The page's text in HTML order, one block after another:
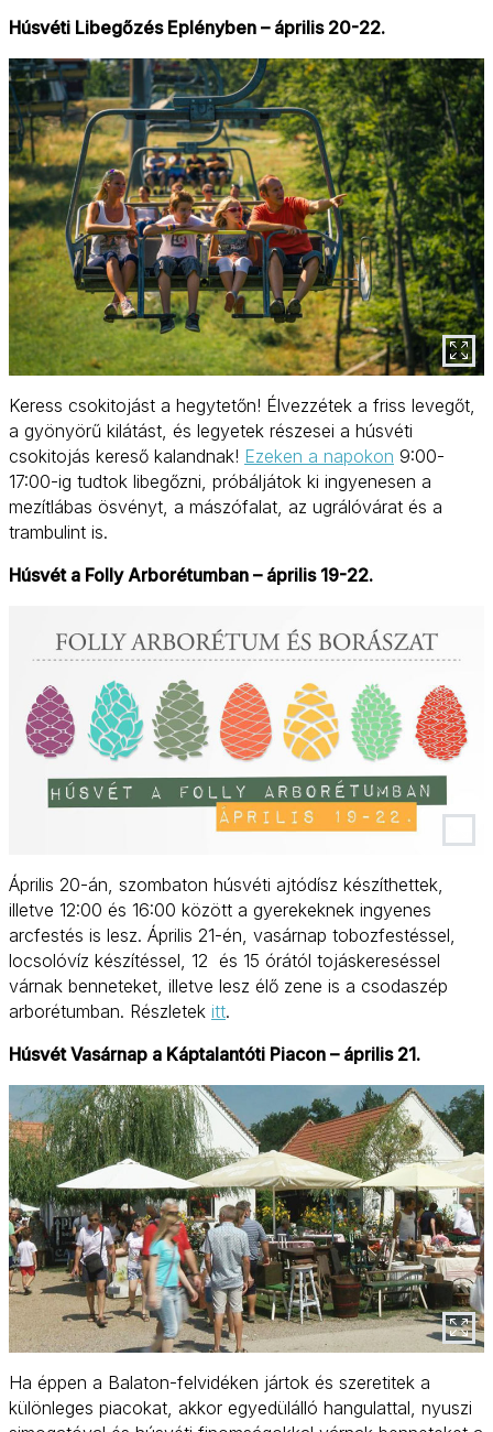
Húsvéti Libegőzés Eplényben – április 20-22.
Keress csokitojást a hegytetőn! Élvezzétek a friss levegőt,
a gyönyörű kilátást, és legyetek részesei a húsvéti
csokitojás kereső kalandnak! Ezeken a napokon 9:00-
17:00-ig tudtok libegőzni, próbáljátok ki ingyenesen a
mezítlábas ösvényt, a mászófalat, az ugrálóvárat és a
trambulint is.
Húsvét a Folly Arborétumban – április 19-22.
Április 20-án, szombaton húsvéti ajtódísz készíthettek,
illetve 12:00 és 16:00 között a gyerekeknek ingyenes
arcfestés is lesz. Április 21-én, vasárnap tobozfestéssel,
locsolóvíz készítéssel, 12 és 15 órától tojáskereséssel
várnak benneteket, illetve lesz élő zene is a csodaszép
arborétumban. Részletek itt.
Húsvét Vasárnap a Káptalantóti Piacon – április 21.
Ha éppen a Balaton-felvidéken jártok és szeretitek a
különleges piacokat, akkor egyedülálló hangulattal, nyuszi